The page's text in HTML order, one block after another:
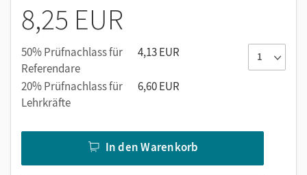
Ideal zum täglichen 5-Minuten-Training
Integriertes Lösungsheft zum selbstständigen Üben
Aufgaben zu allen wichtigen Lehrplaninhalten
Als zusätzliches Übungsmaterial zum Differenzieren
und Fördern
Sternchen-Sticker motivieren zum Weiterüben
8,25 EUR
50% Prüfnachlass für
Referendare
4,13 EUR
20% Prüfnachlass für
Lehrkräfte
6,60 EUR
In den Warenkorb